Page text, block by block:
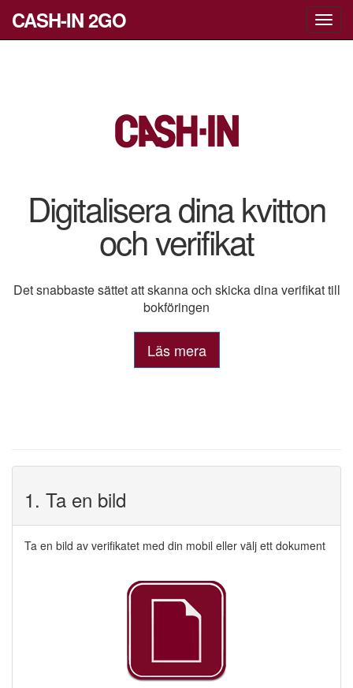
CASH-IN 2GO
Digitalisera dina kvitton
och verifikat
Det snabbaste sättet att skanna och skicka dina verifikat till
bokföringen
Läs mera
1. Ta en bild
Ta en bild av verifikatet med din mobil eller välj ett dokument